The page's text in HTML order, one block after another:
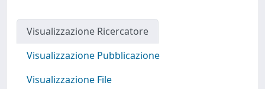
Visualizzazione Ricercatore
Visualizzazione Pubblicazione
Visualizzazione File